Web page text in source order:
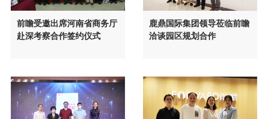
前瞻受邀出席河南省商务厅
赴深考察合作签约仪式
鹿鼎国际集团领导莅临前瞻
洽谈园区规划合作